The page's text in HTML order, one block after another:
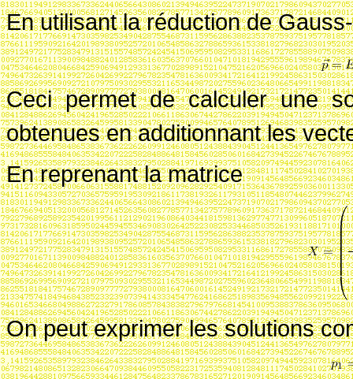
En utilisant la réduction de
Ceci permet de calculer une
obtenues en additionnant les
En reprenant la matrice
On peut exprimer les solutions